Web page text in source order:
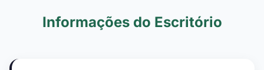
Informações do Escritório